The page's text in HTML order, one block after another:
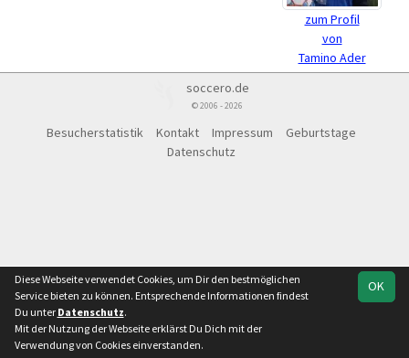
zum Profil
von
Tamino Ader
soccero.de
© 2006 - 2026
Besucherstatistik Kontakt Impressum
Geburtstage
Datenschutz
OK
Diese Webseite verwendet Cookies, um Dir den bestmöglichen
Service bieten zu können. Entsprechende Informationen findest
Du unter Datenschutz.
Mit der Nutzung der Webseite erklärst Du Dich mit der
Verwendung von Cookies einverstanden.